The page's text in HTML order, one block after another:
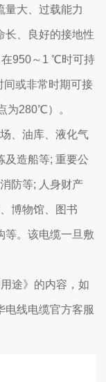
量大、过载能力
长、良好的接地性
950～1 ℃时可持
间或非常时期可接
为280℃）。
、油库、液化气
及造船等; 重要公
防等; 人身财产
博物馆、图书
等。该电缆一旦敷
途》的内容，如
电线电缆官方客服